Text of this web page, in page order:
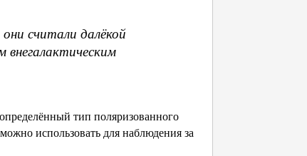
считали далёкой
внегалактическим
тип поляризованного
использовать для наблюдения за